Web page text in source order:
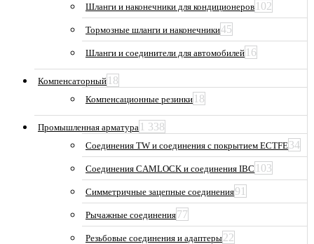
Шланги и наконечники для кондиционеров 102
Тормозные шланги и наконечники45
Шланги и соединители для автомобилей 16
Компенсаторный 18
Компенсационные резинки 18
Промышленная арматура 1 338
Соединения TW и соединения с покрытием ECTFE34
Соединения CAMLOCK и соединения IBC 103
Симметричные зацепные соединения91
Рычажные соединения77
Резьбовые соединения и адаптеры22